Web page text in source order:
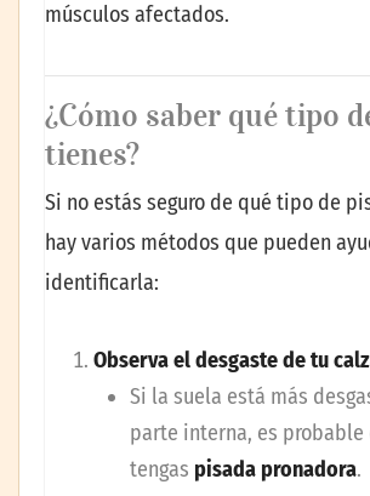
músculos afectados.
¿Cómo saber qué tipo
tienes?
Si no estás seguro de qué tipo de
hay varios métodos que pueden
identificarla:
Observa el desgaste de tu
Si la suela está más
parte interna, es probable
tengas pisada pronadora.